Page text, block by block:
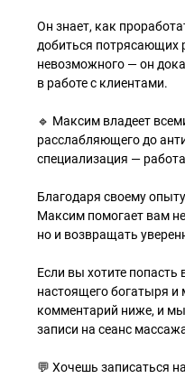
Он знает, как
добиться потрясающих
невозможного — он
в работе с клиентами.
🔹 Максим владеет
расслабляющего до
специализация —
Благодаря своему
Максим помогает вам
но и возвращать
Если вы хотите
настоящего богатыря и
комментарий ниже, и
записи на сеанс
💬 Хочешь записаться